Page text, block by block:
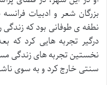
بزرگان شعر و ادبیات
نطفه ی طوفانی بود که زندگی
درگیر تجربه هایی کرد که
نخستین تجربه های زندگی
سنتی خارج کرد و به سوی